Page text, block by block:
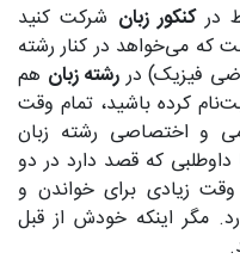
درکنکور زبان شرکت کنید
که می‌خواهد در کنار رشته
فیزیک) دررشته زبان هم
کرده باشید، تمام وقت
و اختصاصی رشته زبان
که قصد دارد در دو
زیادی برای خواندن و
مگر اینکه خودش از قبل